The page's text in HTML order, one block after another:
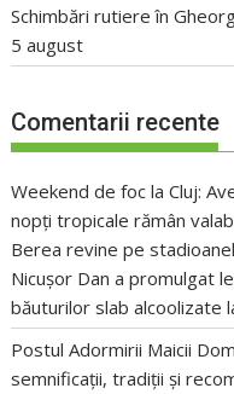
Schimbări rutiere în
5 august
Comentarii recente
Weekend de foc la Cluj:
nopți tropicale rămân
Berea revine pe
Nicușor Dan a promulgat
băuturilor slab alcoolizate
Postul Adormirii Maicii
semnificații, tradiții și